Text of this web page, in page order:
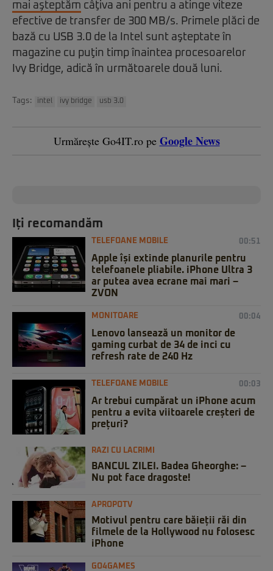
mai aşteptăm câţiva ani pentru a atinge viteze
efective de transfer de 300 MB/s. Primele plăci de
bază cu USB 3.0 de la Intel sunt aşteptate în
magazine cu puţin timp înaintea procesoarelor
Ivy Bridge, adică în următoarele două luni.
Tags: intel ivy bridge usb 3.0
Urmărește Go4IT.ro pe Google News
Iți recomandăm
TELEFOANE MOBILE 00:51
Apple își extinde planurile pentru
telefoanele pliabile. iPhone Ultra 3
ar putea avea ecrane mai mari –
ZVON
MONITOARE 00:04
Lenovo lansează un monitor de
gaming curbat de 34 de inci cu
refresh rate de 240 Hz
TELEFOANE MOBILE 00:03
Ar trebui cumpărat un iPhone acum
pentru a evita viitoarele creșteri de
prețuri?
RAZI CU LACRIMI
BANCUL ZILEI. Badea Gheorghe: –
Nu pot face dragoste!
APROPOTV
Motivul pentru care băieții răi din
filmele de la Hollywood nu folosesc
iPhone
GO4GAMES